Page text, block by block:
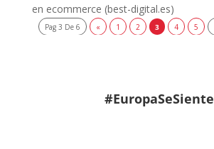
en ecommerce (best-digital.es)
Pag 3 De 6 « 1 2 3 4 5
#EuropaSeSiente